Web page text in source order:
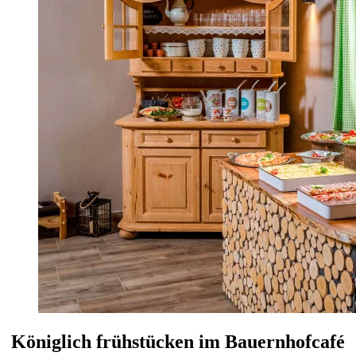
Königlich frühstücken im Bauernhofcafé